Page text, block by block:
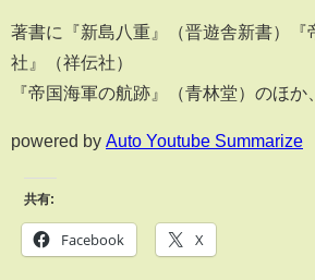
著書に『新島八重』（晋遊舎新書）『
社』（祥伝社）
『帝国海軍の航跡』（青林堂）のほか
powered by Auto Youtube Summarize
共有:
Facebook X